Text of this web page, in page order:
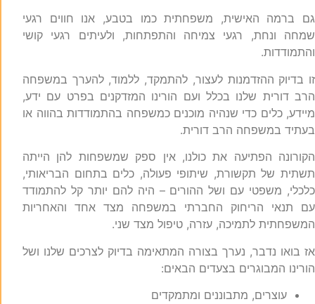
ברמה האישית, משפחתית כמו בטבע, אנו חווים רגעי
ונחת, רגעי צמיחה והתפתחות, ולעיתים רגעי קושי
בדיוק ההזדמנות לעצור, להתמקד, ללמוד, להערך במשפחה
דורית שלנו בכלל ועם הורינו המזדקנים בפרט עם ידע,
כלים כדי שנהיה מוכנים כמשפחה בהתמודדות בהווה או
במשפחה הרב דורית.
הפתיעה את כולנו, אין ספק שמשפחות להן הייתה
של תקשורת, שיתופי פעולה, כלים בתחום הבריאותי,
משפטי עם ושל ההורים – היה להם יותר קל להתמודד
תנאי הריחוק החברתי במשפחה מצד אחד והאחריות
לתמיכה, עזרה, טיפול מצד שני.
בואו נדבר, נערך בצורה המתאימה בדיוק לצרכים שלנו ושל
המבוגרים בצעדים הבאים:
עוצרים, מתבוננים ומתמקדים